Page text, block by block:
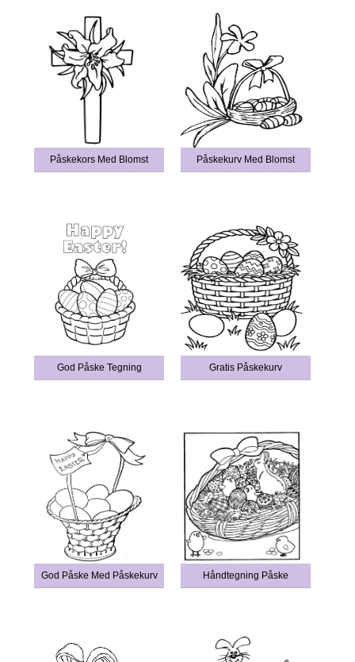
Påskekors Med Blomst Påskekurv Med Blomst
God Påske Tegning Gratis Påskekurv
God Påske Med Påskekurv Håndtegning Påske